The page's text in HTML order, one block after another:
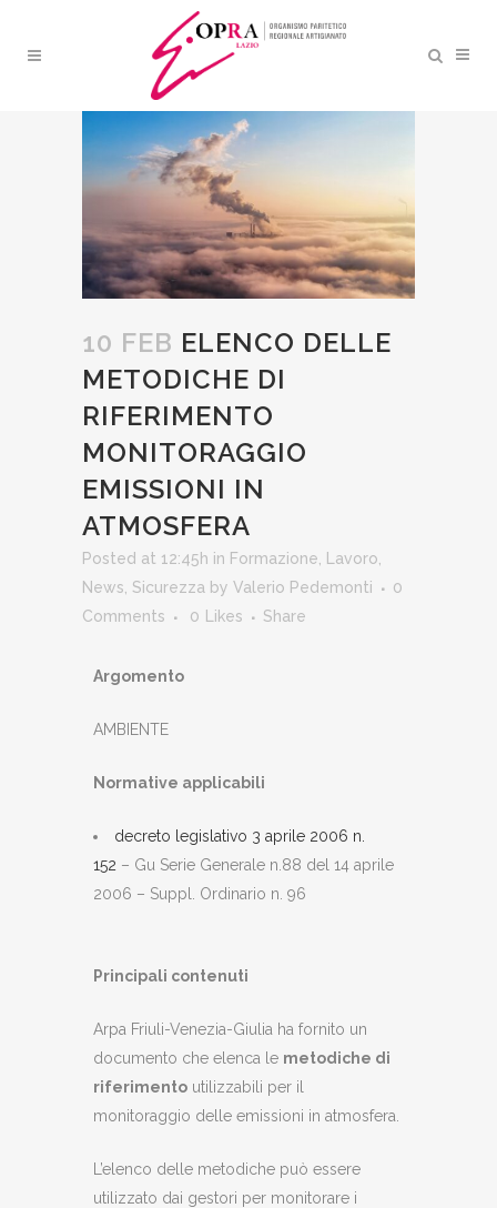
ELENCO DELLE
METODICHE DI
RIFERIMENTO
MONITORAGGIO EMISSIONI
IN ATMOSFERA
10 FEB ELENCO DELLE
METODICHE DI
RIFERIMENTO
MONITORAGGIO
EMISSIONI IN
ATMOSFERA
Posted at 12:45h in Formazione Lavoro
News Sicurezza by Valerio Pedemonti
0
Comments
0 Likes Share
Argomento
AMBIENTE
Normative applicabili
decreto legislativo 3 aprile 2006 n.
152 – Gu Serie Generale n.88 del 14 aprile
2006 – Suppl. Ordinario n. 96
Principali contenuti
Arpa Friuli-Venezia-Giulia ha fornito un
documento che elenca le metodiche di
riferimento utilizzabili per il
monitoraggio delle emissioni in atmosfera.
L’elenco delle metodiche può essere
utilizzato dai gestori per monitorare i